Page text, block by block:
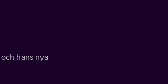
hans nya